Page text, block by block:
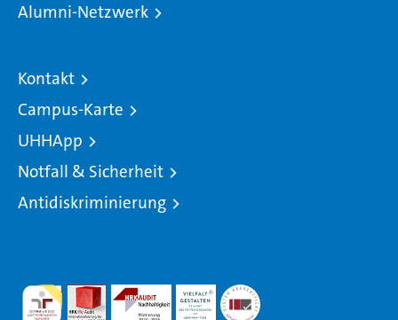
Alumni-Netzwerk
Kontakt
Campus-Karte
UHHApp
Notfall & Sicherheit
Antidiskriminierung